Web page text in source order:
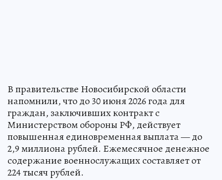
В правительстве Новосибирской области
напомнили, что до 30 июня 2026 года для
граждан, заключивших контракт с
Министерством обороны РФ, действует
повышенная единовременная выплата — до
2,9 миллиона рублей. Ежемесячное денежное
содержание военнослужащих составляет от
224 тысяч рублей.